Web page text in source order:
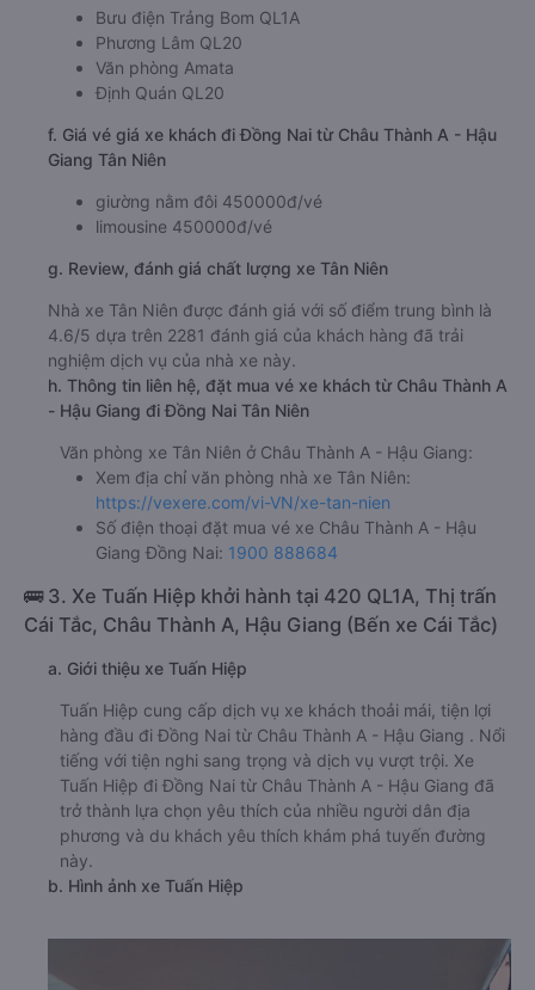
Bưu điện Trảng Bom QL1A
Phương Lâm QL20
Văn phòng Amata
Định Quán QL20
f. Giá vé giá xe khách đi Đồng Nai từ Châu Thành A - Hậu
Giang Tân Niên
giường nằm đôi 450000đ/vé
limousine 450000đ/vé
g. Review, đánh giá chất lượng xe Tân Niên
Nhà xe Tân Niên được đánh giá với số điểm trung bình là
4.6/5 dựa trên 2281 đánh giá của khách hàng đã trải
nghiệm dịch vụ của nhà xe này.
h. Thông tin liên hệ, đặt mua vé xe khách từ Châu Thành A
- Hậu Giang đi Đồng Nai Tân Niên
Văn phòng xe Tân Niên ở Châu Thành A - Hậu Giang:
Xem địa chỉ văn phòng nhà xe Tân Niên:
https://vexere.com/vi-VN/xe-tan-nien
Số điện thoại đặt mua vé xe Châu Thành A - Hậu
Giang Đồng Nai: 1900 888684
🚌 3. Xe Tuấn Hiệp khởi hành tại 420 QL1A, Thị trấn
Cái Tắc, Châu Thành A, Hậu Giang (Bến xe Cái Tắc)
a. Giới thiệu xe Tuấn Hiệp
Tuấn Hiệp cung cấp dịch vụ xe khách thoải mái, tiện lợi
hàng đầu đi Đồng Nai từ Châu Thành A - Hậu Giang . Nổi
tiếng với tiện nghi sang trọng và dịch vụ vượt trội. Xe
Tuấn Hiệp đi Đồng Nai từ Châu Thành A - Hậu Giang đã
trở thành lựa chọn yêu thích của nhiều người dân địa
phương và du khách yêu thích khám phá tuyến đường
này.
b. Hình ảnh xe Tuấn Hiệp